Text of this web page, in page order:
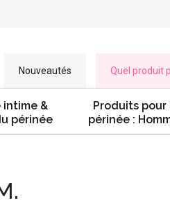
Nouveautés Quel produit
intime &
périnée
Produits pour
périnée :